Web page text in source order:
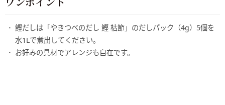
鰹だしは「やきつべのだし 鰹 枯節」のだしパック（4g）5個を
水1Lで煮出してください。
お好みの具材でアレンジも自在です。